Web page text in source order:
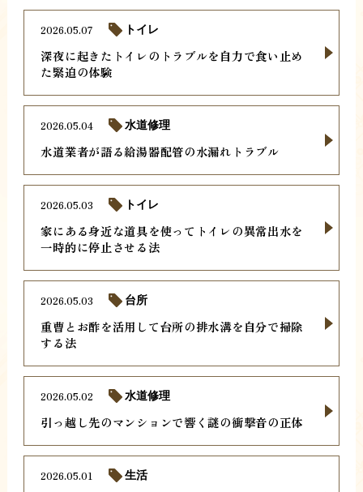
深夜に起きたトイレのトラブルを自力で食い止め
た緊迫の体験
2026.05.07 トイレ
水道業者が語る給湯器配管の水漏れトラブル
2026.05.04 水道修理
家にある身近な道具を使ってトイレの異常出水を
一時的に停止させる法
2026.05.03 トイレ
重曹とお酢を活用して台所の排水溝を自分で掃除
する法
2026.05.03 台所
引っ越し先のマンションで響く謎の衝撃音の正体
2026.05.02 水道修理
2026.05.01 生活